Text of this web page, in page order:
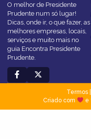
O melhor de Presidente
Prudente num só lugar!
Dicas, onde ir, o que fazer, as
melhores empresas, locais,
serviços e muito mais no
guia Encontra Presidente
Prudente.
Termos|
Criado com
e